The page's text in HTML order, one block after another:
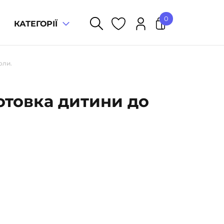
КАТЕГОРІЇ
0
У кошику немає товарів.
дитини до